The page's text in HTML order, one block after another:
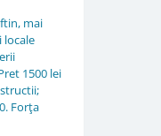
mai
locale
1500 lei
Forţa